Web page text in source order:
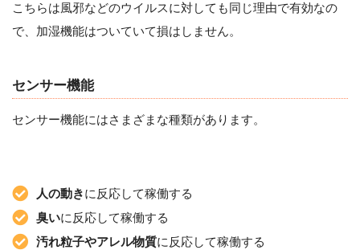
こちらは風邪などのウイルスに対しても同じ理由で有効なの
で、加湿機能はついていて損はしません。
センサー機能
センサー機能にはさまざまな種類があります。
人の動きに反応して稼働する
臭いに反応して稼働する
汚れ粒子やアレル物質に反応して稼働する